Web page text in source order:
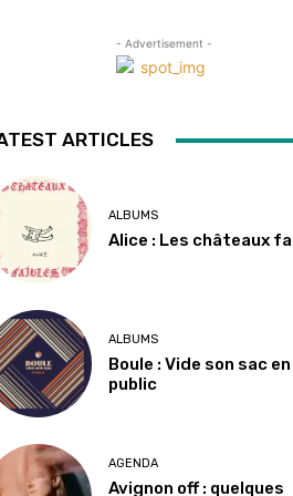
- Advertisement -
ARTICLES
ALBUMS
Alice : Les châteaux
ALBUMS
Boule : Vide son sac en
public
AGENDA
Avignon off : quelques